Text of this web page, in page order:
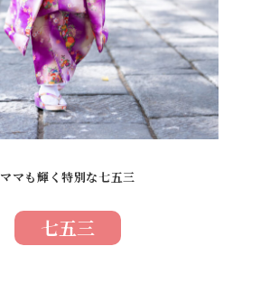
ママも輝く特別な七五三
七五三